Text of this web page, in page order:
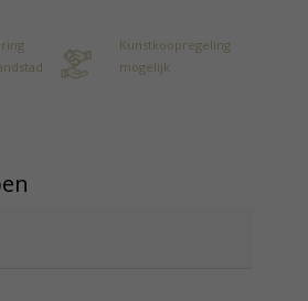
Kunstkoopregeling
mogelijk